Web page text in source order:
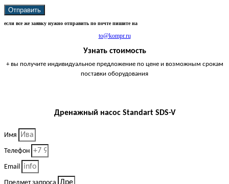
Отправить
если все же заявку нужно отправить по почте пишите на
to@kompr.ru
Узнать стоимость
+ вы получите индивидуальное предложение по цене и возможным срокам
поставки оборудования
Дренажный насос Standart SDS-V
Имя
Телефон
Email